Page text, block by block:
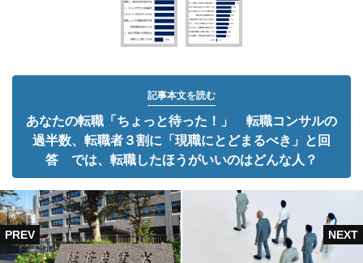
記事本文を読む
あなたの転職「ちょっと待った！」 転職コンサルの
過半数、転職者３割に「現職にとどまるべき」と回
答 では、転職したほうがいいのはどんな人？